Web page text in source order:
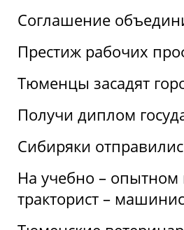
Соглашение
Престиж рабочих
Тюменцы засадят
Получи диплом
Сибиряки
На учебно – опытном
тракторист –